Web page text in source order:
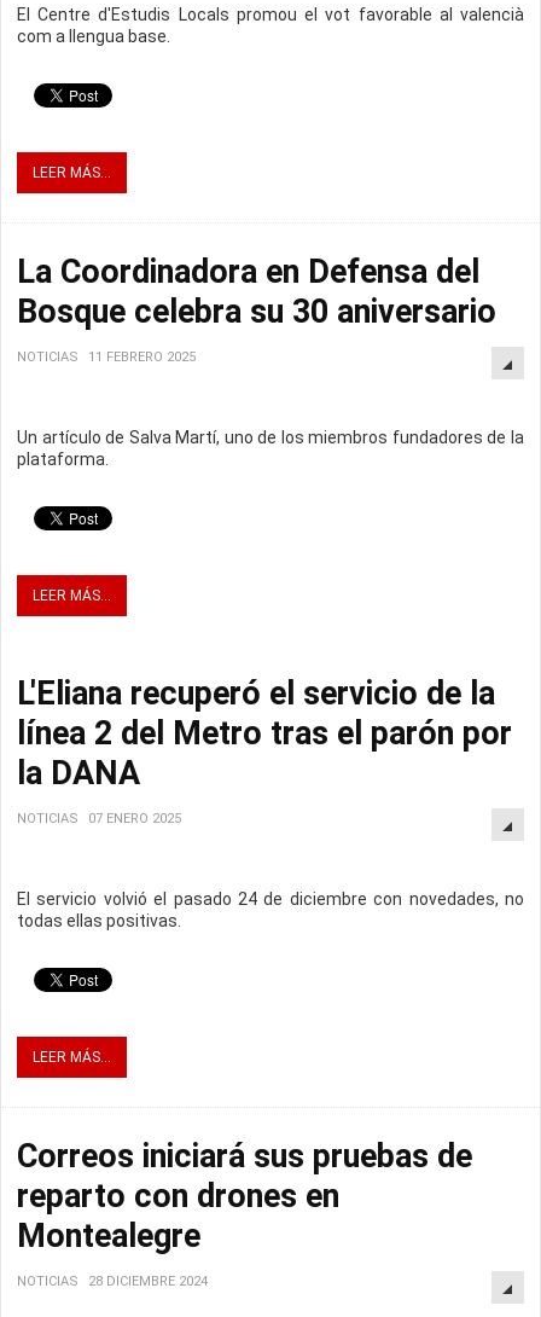
El Centre d'Estudis Locals promou el vot favorable al valencià
com a llengua base.
LEER MÁS...
La Coordinadora en Defensa del
Bosque celebra su 30 aniversario
NOTICIAS 11 FEBRERO 2025
Un artículo de Salva Martí, uno de los miembros fundadores de la
plataforma.
LEER MÁS...
L'Eliana recuperó el servicio de la
línea 2 del Metro tras el parón por
la DANA
NOTICIAS 07 ENERO 2025
El servicio volvió el pasado 24 de diciembre con novedades, no
todas ellas positivas.
LEER MÁS...
Correos iniciará sus pruebas de
reparto con drones en
Montealegre
NOTICIAS 28 DICIEMBRE 2024